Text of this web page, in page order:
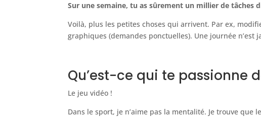
Sur une semaine, tu as sûrement un millier de tâches
Voilà, plus les petites choses qui arrivent. Par ex,
graphiques (demandes ponctuelles). Une journée n’est
Qu’est-ce qui te passionne
Le jeu vidéo !
Dans le sport, je n’aime pas la mentalité. Je trouve